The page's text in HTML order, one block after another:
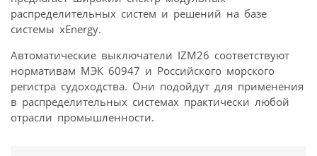
распределительных систем и решений на базе
системы xEnergy.
Автоматические выключатели IZM26 соответствуют
нормативам МЭК 60947 и Российского морского
регистра судоходства. Они подойдут для применения
в распределительных системах практически любой
отрасли промышленности.